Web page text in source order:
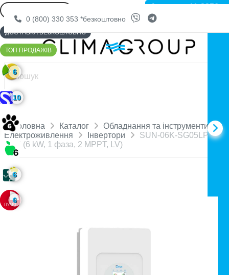
0 (800) 330 353 *безкоштовно
Головна Каталог
Обладнання та інструменти
Електроживлення
Інвертори
SUN-06K-SG05LP1-EU
WiFi (6 kW, 1 фаза, 2 MPPT, LV)
Артикул: 11-2356
ДОСТАВКА БЕЗКОШТОВНО
ТОП ПРОДАЖІВ
6
10
6
6